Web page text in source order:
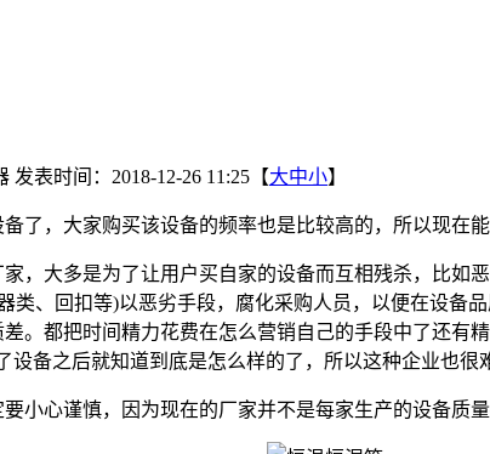
发表时间：2018-12-26 11:25【大中小】
了，大家购买该设备的频率也是比较高的，所以现在
大多是为了让用户买自家的设备而互相残杀，比如
类、回扣等)以恶劣手段，腐化采购人员，以便在设备
。都把时间精力花费在怎么营销自己的手段中了还有
备之后就知道到底是怎么样的了，所以这种企业也很
心谨慎，因为现在的厂家并不是每家生产的设备质